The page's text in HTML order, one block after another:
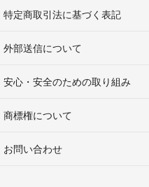
特定商取引法に基づく表記
外部送信について
安心・安全のための取り組み
商標権について
お問い合わせ